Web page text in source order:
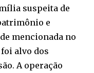
suspeita de
e
mencionada no
alvo dos
A operação